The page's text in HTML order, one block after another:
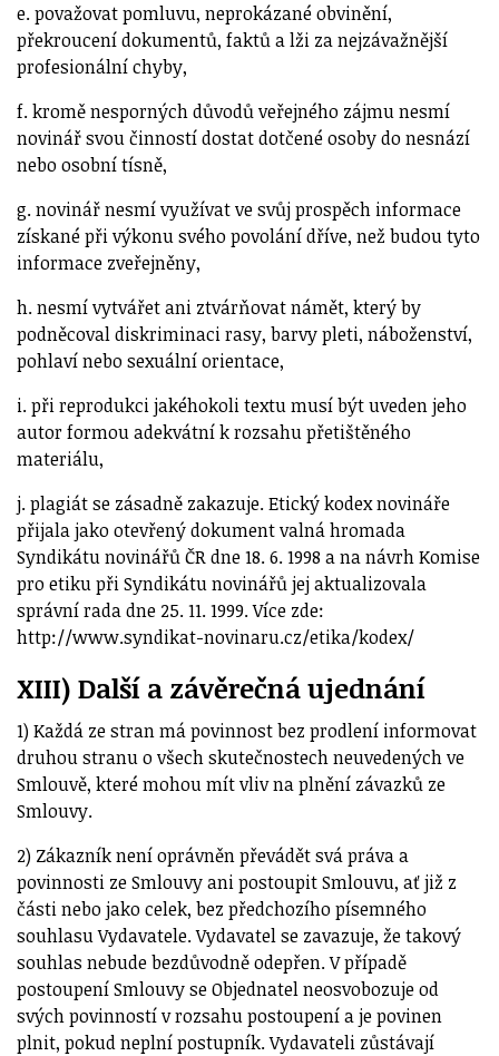
e. považovat pomluvu, neprokázané obvinění,
překroucení dokumentů, faktů a lži za nejzávažnější
profesionální chyby,
f. kromě nesporných důvodů veřejného zájmu nesmí
novinář svou činností dostat dotčené osoby do nesnází
nebo osobní tísně,
g. novinář nesmí využívat ve svůj prospěch informace
získané při výkonu svého povolání dříve, než budou tyto
informace zveřejněny,
h. nesmí vytvářet ani ztvárňovat námět, který by
podněcoval diskriminaci rasy, barvy pleti, náboženství,
pohlaví nebo sexuální orientace,
i. při reprodukci jakéhokoli textu musí být uveden jeho
autor formou adekvátní k rozsahu přetištěného
materiálu,
j. plagiát se zásadně zakazuje. Etický kodex novináře
přijala jako otevřený dokument valná hromada
Syndikátu novinářů ČR dne 18. 6. 1998 a na návrh Komise
pro etiku při Syndikátu novinářů jej aktualizovala
správní rada dne 25. 11. 1999. Více zde:
http://www.syndikat-novinaru.cz/etika/kodex/
XIII) Další a závěrečná ujednání
1) Každá ze stran má povinnost bez prodlení informovat
druhou stranu o všech skutečnostech neuvedených ve
Smlouvě, které mohou mít vliv na plnění závazků ze
Smlouvy.
2) Zákazník není oprávněn převádět svá práva a
povinnosti ze Smlouvy ani postoupit Smlouvu, ať již z
části nebo jako celek, bez předchozího písemného
souhlasu Vydavatele. Vydavatel se zavazuje, že takový
souhlas nebude bezdůvodně odepřen. V případě
postoupení Smlouvy se Objednatel neosvobozuje od
svých povinností v rozsahu postoupení a je povinen
plnit, pokud neplní postupník. Vydavateli zůstávají